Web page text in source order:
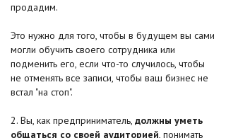
продадим.
Это нужно для того, чтобы в будущем вы сами
могли обучить своего сотрудника или
подменить его, если что-то случилось, чтобы
не отменять все записи, чтобы ваш бизнес не
встал "на стоп".
2. Вы, как предприниматель, должны уметь
общаться со своей аудиторией, понимать